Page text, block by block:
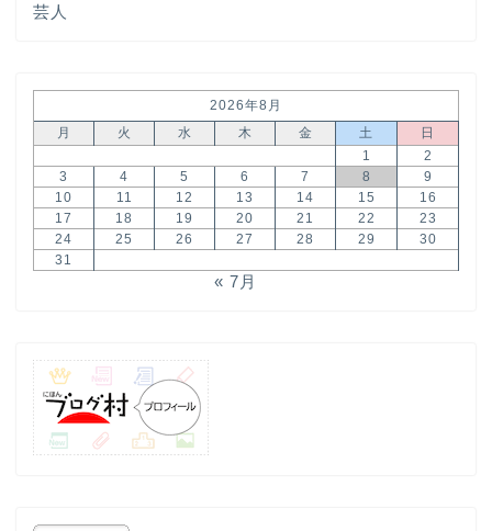
芸人
2026年8月
月
火 水 木 金 土
日
1
2
3
4 5 6 7 8
9
10
11 12 13 14 15
16
17
18 19 20 21 22
23
24
25 26 27 28 29
30
31
« 7月